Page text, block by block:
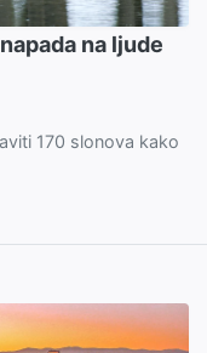
na ljude
170 slonova kako